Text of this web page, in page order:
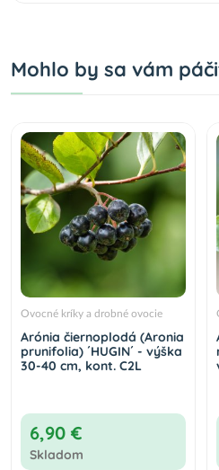
Mohlo by sa vám
Ovocné kríky a drobné ovocie
Arónia čiernoplodá (Aronia
prunifolia) ´HUGIN´ - výška
30-40 cm, kont. C2L
6,90 €
Skladom